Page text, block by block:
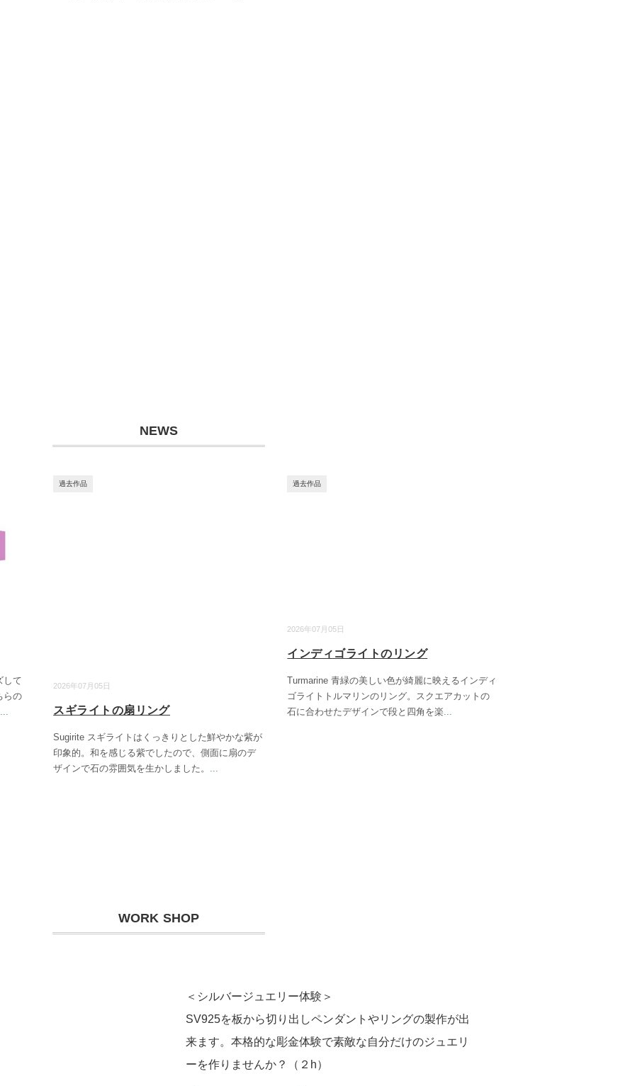
NEWS
して
らの
...
2026年07月05日
過去作品
スギライトの扇リング
Sugirite スギライトはくっきりとした鮮やかな紫が
印象的。和を感じる紫でしたので、側面に扇のデ
ザインで石の雰囲気を生かしました。 ...
2026年07月05日
過去作品
インディゴライトのリング
Turmarine 青緑の美しい色が綺麗に映えるインディ
ゴライトトルマリンのリング。スクエアカットの
石に合わせたデザインで段と四角を楽...
WORK SHOP
＜シルバージュエリー体験＞
SV925を板から切り出しペンダントやリングの製作が出
来ます。本格的な彫金体験で素敵な自分だけのジュエリ
ーを作りませんか？（２h）